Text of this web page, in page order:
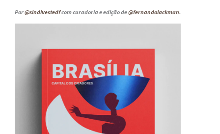
Por@sindivestedfcom curadoria e edição de@fernandolackman.